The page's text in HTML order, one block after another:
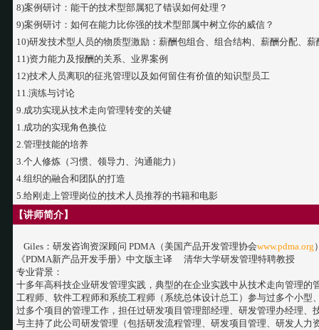
8)案例研讨：能干的技术型部属犯了错误如何处理？
9)案例研讨：如何在能力比你强的技术型部属中树立你的威信？
10)研发技术型人员的物质型激励：薪酬包组合、组合结构、薪酬分配、
11)资力能力及报酬的关系、业界案例
12)技术人员离职的征兆管理以及如何留住有价值的知识型员工
11.演练与讨论
9.成功实现从技术走向管理转变的关键
1.成功的实现角色换位
2.管理技能的培养
3.个人修炼（习惯、领导力、沟通能力）
4.组织的融合和团队的打造
5.给刚走上管理岗位的技术人员推荐的书籍和电影
【讲师简介】
Giles：研发咨询资深顾问 PDMA（美国产品开发管理协会www.pdma.org
《PDMA新产品开发手册》中文版主译 清华大学研发管理特聘教授
专业背景：
十多年高科技企业研发管理实践，典型的在企业实践中从技术走向管理
工程师、软件工程师和系统工程师（系统总体设计总工）参与过多个小
过多个项目的管理工作，担任过研发项目管理部经理、研发管理办经理
与主持了此公司研发管理（包括研发流程管理、研发项目管理、研发人